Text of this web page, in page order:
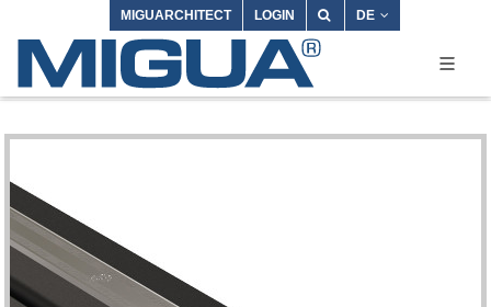
MIGUARCHITECT LOGIN DE